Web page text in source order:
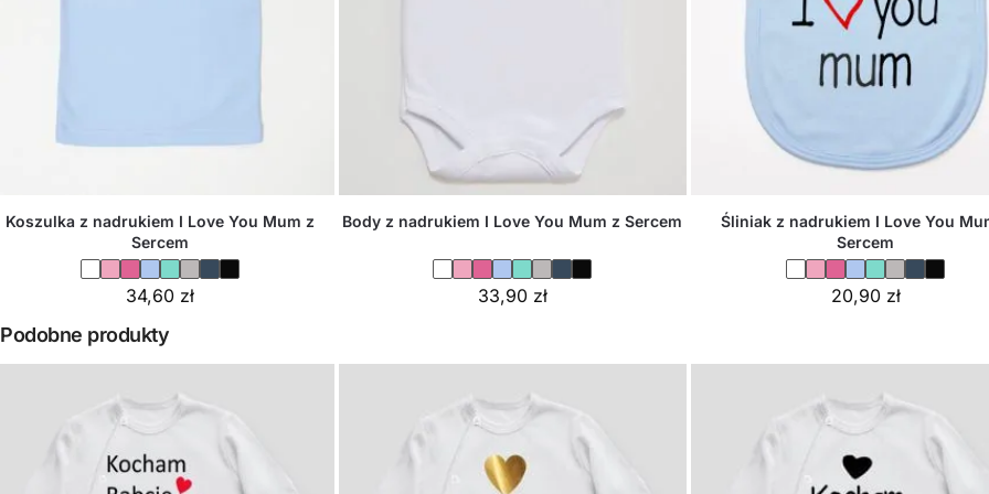
Koszulka z nadrukiem I Love You Mum z
Sercem
34,60 zł
Body z nadrukiem I Love You Mum z Sercem
33,90 zł
Śliniak z nadrukiem I Love You
Sercem
20,90 zł
Podobne produkty